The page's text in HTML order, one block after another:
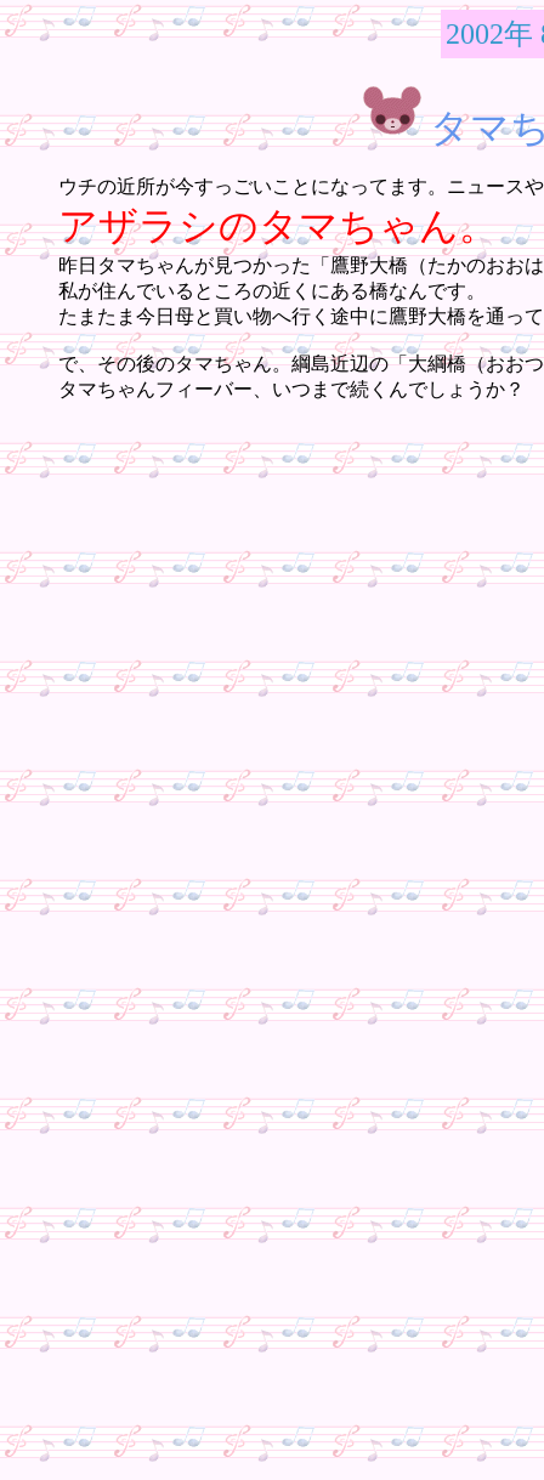
2002年
タマ
ウチの近所が今すっごいことになってます。ニュース
アザラシのタマちゃん。
昨日タマちゃんが見つかった「鷹野大橋（たかのおお
私が住んでいるところの近くにある橋なんです。
たまたま今日母と買い物へ行く途中に鷹野大橋を通っ
で、その後のタマちゃん。綱島近辺の「大綱橋（おお
タマちゃんフィーバー、いつまで続くんでしょうか？